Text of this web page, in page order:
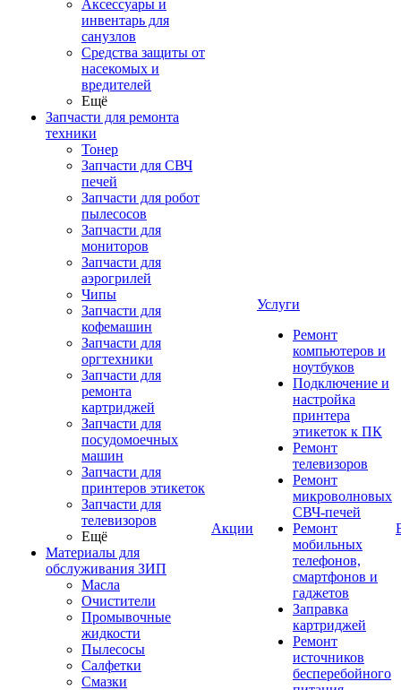
Аксессуары и
инвентарь для
санузлов
Средства защиты от
насекомых и
вредителей
Ещё
Запчасти для ремонта
техники
Тонер
Запчасти для СВЧ
печей
Запчасти для робот
пылесосов
Запчасти для
мониторов
Запчасти для
аэрогрилей
Чипы
Запчасти для
кофемашин
Запчасти для
оргтехники
Запчасти для
ремонта
картриджей
Запчасти для
посудомоечных
машин
Запчасти для
принтеров этикеток
Запчасти для
телевизоров
Ещё
Материалы для
обслуживания ЗИП
Масла
Очистители
Промывочные
жидкости
Пылесосы
Салфетки
Смазки
Акции
Услуги
Ремонт
компьютеров и
ноутбуков
Подключение и
настройка
принтера
этикеток к ПК
Ремонт
телевизоров
Ремонт
микроволновых
СВЧ-печей
Ремонт
мобильных
телефонов,
смартфонов и
гаджетов
Заправка
картриджей
Ремонт
источников
бесперебойного